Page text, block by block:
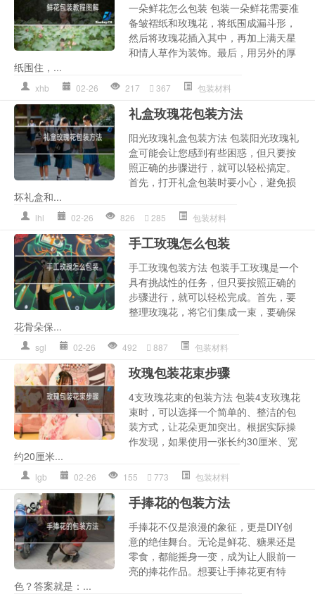
一朵鲜花怎么包装 包装一朵鲜花需要准
备皱褶纸和玫瑰花，将纸围成漏斗形，
然后将玫瑰花插入其中，再加上满天星
和情人草作为装饰。最后，用另外的厚
纸围住，...
xhb 02-26 217 367 包装材料
礼盒玫瑰花包装方法
阳光玫瑰礼盒包装方法 包装阳光玫瑰礼
盒可能会让您感到有些困惑，但只要按
照正确的步骤进行，就可以轻松搞定。
首先，打开礼盒包装时要小心，避免损
坏礼盒和...
lhl 02-26 826 285 包装材料
手工玫瑰怎么包装
手工玫瑰包装方法 包装手工玫瑰是一个
具有挑战性的任务，但只要按照正确的
步骤进行，就可以轻松完成。首先，要
整理玫瑰花，将它们集成一束，要确保
花骨朵保...
sgl 02-26 492 887 包装材料
玫瑰包装花束步骤
4支玫瑰花束的包装方法 包装4支玫瑰花
束时，可以选择一个简单的、整洁的包
装方式，让花朵更加突出。根据实际操
作发现，如果使用一张长约30厘米、宽
约20厘米...
lgb 02-26 155 773 包装材料
手捧花的包装方法
手捧花不仅是浪漫的象征，更是DIY创
意的绝佳舞台。无论是鲜花、糖果还是
零食，都能摇身一变，成为让人眼前一
亮的捧花作品。想要让手捧花更有特
色？答案就是：...